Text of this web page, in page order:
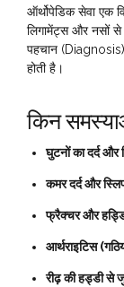
ऑर्थोपेडिक सेवा एक
लिगामेंट्स और नसों
पहचान
होती है।
किन
घुटनों का दर्द और
कमर दर्द और
फ्रैक्चर और
आर्थराइटिस
रीढ़ की हड्डी से